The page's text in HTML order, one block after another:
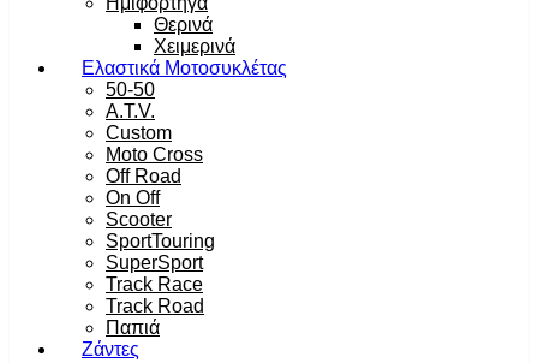
Θερινά
Χειμερινά
Ελαστικά Μοτοσυκλέτας
50-50
A.T.V.
Custom
Moto Cross
Off Road
On Off
Scooter
SportTouring
SuperSport
Track Race
Track Road
Παπιά
Ζάντες